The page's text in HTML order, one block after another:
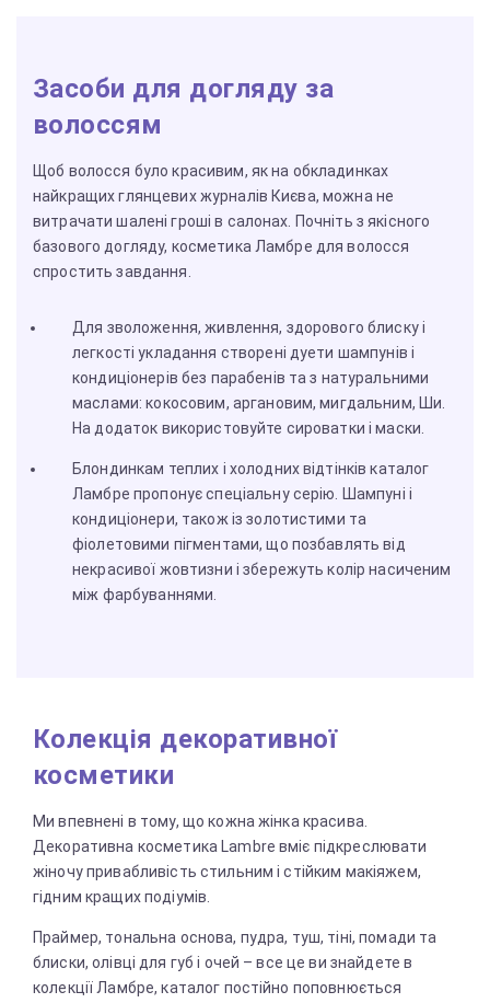
Засоби для догляду за
волоссям
Щоб волосся було красивим, як на обкладинках
найкращих глянцевих журналів Києва, можна не
витрачати шалені гроші в салонах. Почніть з якісного
базового догляду, косметика Ламбре для волосся
спростить завдання.
Для зволоження, живлення, здорового блиску і
легкості укладання створені дуети шампунів і
кондиціонерів без парабенів та з натуральними
маслами: кокосовим, аргановим, мигдальним, Ши.
На додаток використовуйте сироватки і маски.
Блондинкам теплих і холодних відтінків каталог
Ламбре пропонує спеціальну серію. Шампуні і
кондиціонери, також із золотистими та
фіолетовими пігментами, що позбавлять від
некрасивої жовтизни і збережуть колір насиченим
між фарбуваннями.
Колекція декоративної
косметики
Ми впевнені в тому, що кожна жінка красива.
Декоративна косметика Lambre вміє підкреслювати
жіночу привабливість стильним і стійким макіяжем,
гідним кращих подіумів.
Праймер, тональна основа, пудра, туш, тіні, помади та
блиски, олівці для губ і очей – все це ви знайдете в
колекції Ламбре, каталог постійно поповнюється